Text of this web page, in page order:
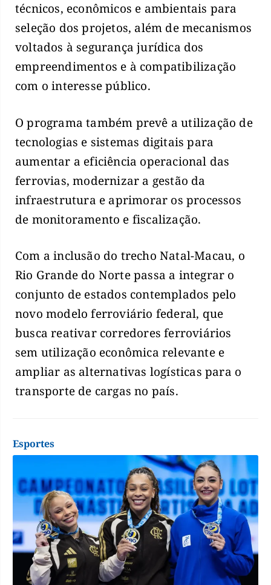
técnicos, econômicos e ambientais para
seleção dos projetos, além de mecanismos
voltados à segurança jurídica dos
empreendimentos e à compatibilização
com o interesse público.
O programa também prevê a utilização de
tecnologias e sistemas digitais para
aumentar a eficiência operacional das
ferrovias, modernizar a gestão da
infraestrutura e aprimorar os processos
de monitoramento e fiscalização.
Com a inclusão do trecho Natal-Macau, o
Rio Grande do Norte passa a integrar o
conjunto de estados contemplados pelo
novo modelo ferroviário federal, que
busca reativar corredores ferroviários
sem utilização econômica relevante e
ampliar as alternativas logísticas para o
transporte de cargas no país.
Esportes